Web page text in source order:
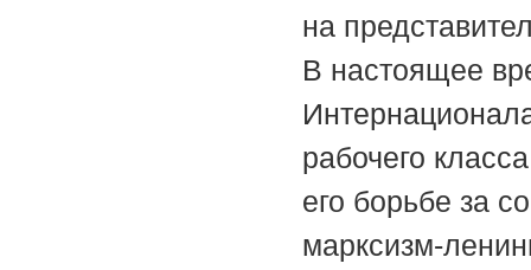
на
В настоящее
рабочего
его борьбе за
марксизм-